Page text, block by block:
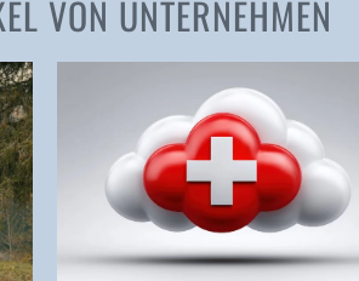
VON UNTERNEHMEN